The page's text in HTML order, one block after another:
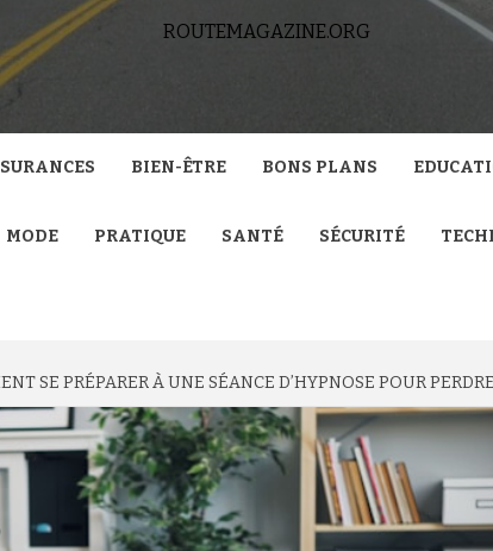
ROUTEMAGAZINE.ORG
BIEN-ÊTRE BONS PLANS
MODE PRATIQUE SANTÉ SÉCURITÉ
SE PRÉPARER À UNE SÉANCE D’HYPNOSE POUR